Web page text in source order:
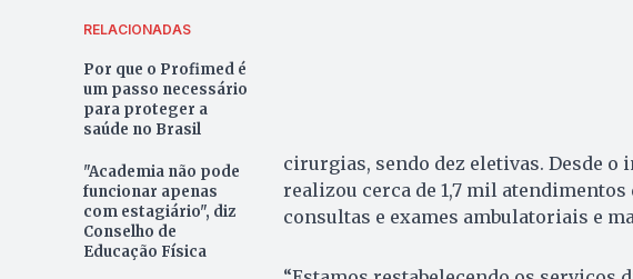
RELACIONADAS
Por que o Profimed é
um passo necessário
para proteger a
saúde no Brasil
"Academia não pode
funcionar apenas
com estagiário", diz
Conselho de
Educação Física
cirurgias, sendo dez eletivas. Desde o
realizou cerca de 1,7 mil
consultas e exames ambulatoriais e